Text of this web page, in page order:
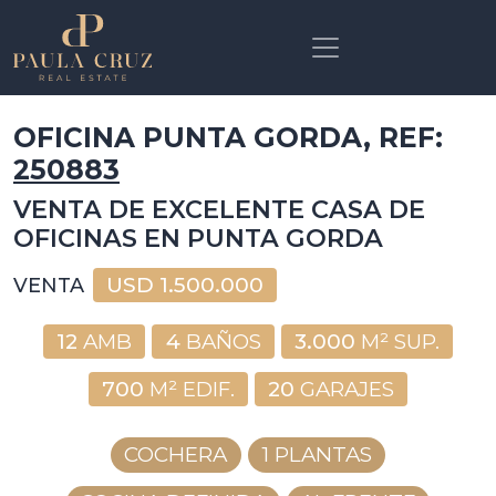
OFICINA PUNTA GORDA, REF:
250883
VENTA DE EXCELENTE CASA DE
OFICINAS EN PUNTA GORDA
VENTA USD 1.500.000
12 AMB 4BAÑOS 3.000 M² SUP.
700 M² EDIF. 20 GARAJES
COCHERA
1 PLANTAS